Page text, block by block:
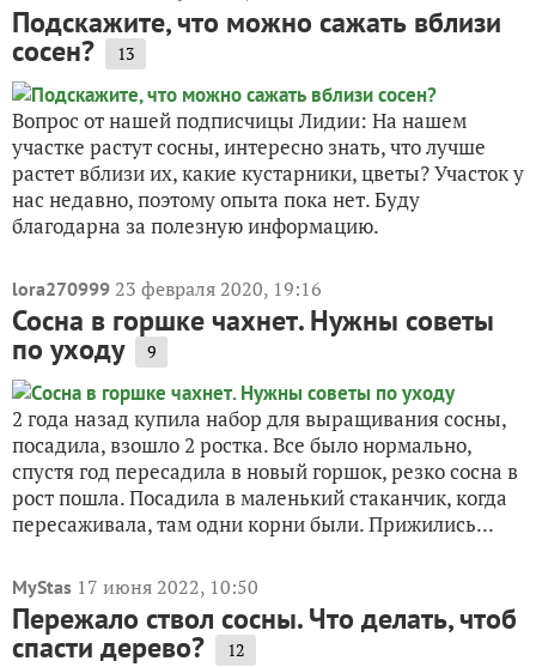
Подскажите, что можно сажать вблизи
сосен? 13
Вопрос от нашей подписчицы Лидии: На нашем
участке растут сосны, интересно знать, что лучше
растет вблизи их, какие кустарники, цветы? Участок у
нас недавно, поэтому опыта пока нет. Буду
благодарна за полезную информацию.
lora270999 23 февраля 2020, 19:16
Сосна в горшке чахнет. Нужны советы
по уходу 9
2 года назад купила набор для выращивания сосны,
посадила, взошло 2 ростка. Все было нормально,
спустя год пересадила в новый горшок, резко сосна в
рост пошла. Посадила в маленький стаканчик, когда
пересаживала, там одни корни были. Прижились...
MyStas 17 июня 2022, 10:50
Пережало ствол сосны. Что делать, чтоб
спасти дерево? 12